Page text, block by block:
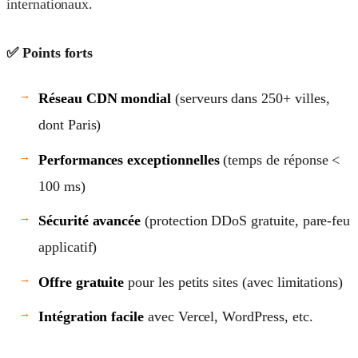
internationaux.
✅ Points forts
Réseau CDN mondial (serveurs dans 250+ villes,
dont Paris)
Performances exceptionnelles(temps de réponse <
100 ms)
Sécurité avancée (protection DDoS gratuite, pare-feu
applicatif)
Offre gratuite pour les petits sites (avec limitations)
Intégration facile avec Vercel, WordPress, etc.